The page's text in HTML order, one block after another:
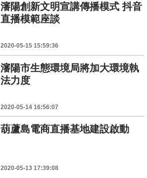
瀋陽創新文明宣講傳播模式 抖音
直播模範座談
2020-05-15 15:59:36
瀋陽市生態環境局將加大環境執
法力度
2020-05-14 16:56:07
葫蘆島電商直播基地建設啟動
2020-05-13 17:39:08